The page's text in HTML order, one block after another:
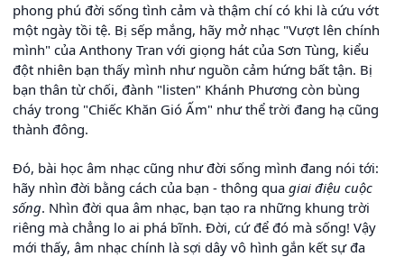
phong phú đời sống tình cảm và thậm chí có khi là cứu vớt
một ngày tồi tệ. Bị sếp mắng, hãy mở nhạc "Vượt lên chính
mình" của Anthony Tran với giọng hát của Sơn Tùng, kiểu
đột nhiên bạn thấy mình như nguồn cảm hứng bất tận. Bị
bạn thân từ chối, đành "listen" Khánh Phương còn bùng
cháy trong "Chiếc Khăn Gió Ấm" như thể trời đang hạ cũng
thành đông.
Đó, bài học âm nhạc cũng như đời sống mình đang nói tới:
hãy nhìn đời bằng cách của bạn - thông qua giai điệu cuộc
sống. Nhìn đời qua âm nhạc, bạn tạo ra những khung trời
riêng mà chẳng lo ai phá bĩnh. Đời, cứ để đó mà sống! Vậy
mới thấy, âm nhạc chính là sợi dây vô hình gắn kết sự đa